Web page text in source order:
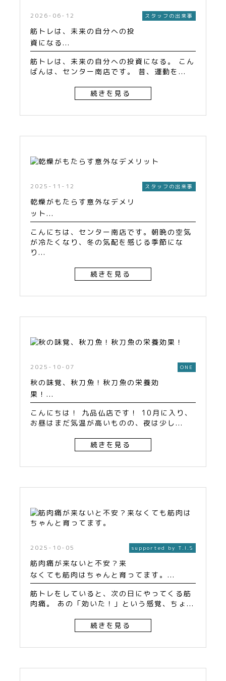
2026-06-12 スタッフの出来事
筋トレは、未来の自分への投
資になる...
筋トレは、未来の自分への投資になる。 こん
ばんは、センター南店です。 昔、運動を...
続きを見る
2025-11-12 スタッフの出来事
乾燥がもたらす意外なデメリ
ット...
こんにちは、センター南店です。朝晩の空気
が冷たくなり、冬の気配を感じる季節にな
り...
続きを見る
2025-10-07 ONE
秋の味覚、秋刀魚！秋刀魚の栄養効
果！...
こんにちは！ 九品仏店です！ 10月に入り、
お昼はまだ気温が高いものの、夜は少し...
続きを見る
2025-10-05 supported by T.I.S
筋肉痛が来ないと不安？来
なくても筋肉はちゃんと育ってます。...
筋トレをしていると、次の日にやってくる筋
肉痛。 あの「効いた！」という感覚、ちょ...
続きを見る